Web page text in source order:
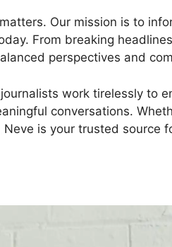
Our mission is to
From breaking
perspectives and
work tirelessly to
conversations.
is your trusted source